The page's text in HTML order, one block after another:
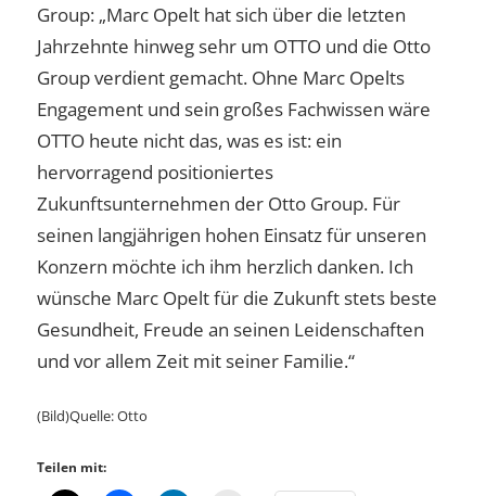
Group: „Marc Opelt hat sich über die letzten
Jahrzehnte hinweg sehr um OTTO und die Otto
Group verdient gemacht. Ohne Marc Opelts
Engagement und sein großes Fachwissen wäre
OTTO heute nicht das, was es ist: ein
hervorragend positioniertes
Zukunftsunternehmen der Otto Group. Für
seinen langjährigen hohen Einsatz für unseren
Konzern möchte ich ihm herzlich danken. Ich
wünsche Marc Opelt für die Zukunft stets beste
Gesundheit, Freude an seinen Leidenschaften
und vor allem Zeit mit seiner Familie.“
(Bild)Quelle: Otto
Teilen mit: